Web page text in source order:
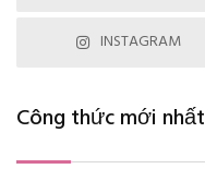
INSTAGRAM
Công thức mới nhất